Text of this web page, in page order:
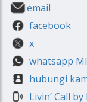
email
facebook
x
whatsapp
hubungi
Livin’ Call